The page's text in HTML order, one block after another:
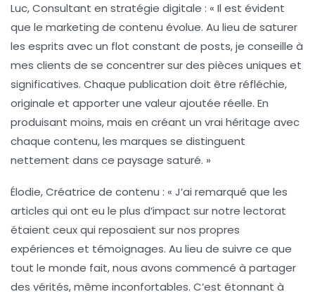
Luc, Consultant en stratégie digitale : « Il est évident
que le marketing de contenu évolue. Au lieu de saturer
les esprits avec un flot constant de posts, je conseille à
mes clients de se concentrer sur des pièces uniques et
significatives. Chaque publication doit être réfléchie,
originale et apporter une valeur ajoutée réelle. En
produisant moins, mais en créant un vrai héritage avec
chaque contenu, les marques se distinguent
nettement dans ce paysage saturé. »
Élodie, Créatrice de contenu : « J’ai remarqué que les
articles qui ont eu le plus d’impact sur notre lectorat
étaient ceux qui reposaient sur nos propres
expériences et témoignages. Au lieu de suivre ce que
tout le monde fait, nous avons commencé à partager
des vérités, même inconfortables. C’est étonnant à